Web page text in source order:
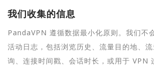
我们收集的信息
PandaVPN 遵循数据最小化原则。我们不
活动日志，包括浏览历史、流量目的地、
询、连接时间戳、会话时长，或用于 VPN